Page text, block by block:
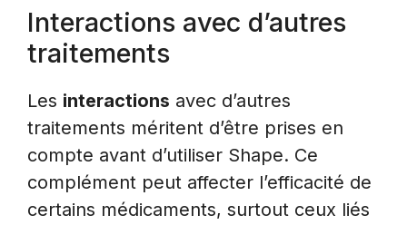
Interactions avec d’autres
traitements
Les interactions avec d’autres
traitements méritent d’être prises en
compte avant d’utiliser Shape. Ce
complément peut affecter l’efficacité de
certains médicaments, surtout ceux liés